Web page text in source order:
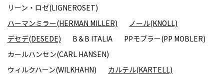
リーン・ロゼ(LIGNEROSET)
ハーマンミラー(HERMAN MILLER)
ノール(KNOLL)
デセデ(DESEDE)
B＆B ITALIA
PPモブラー(PP MOBLER)
カールハンセン(CARL HANSEN)
ウィルクハーン(WILKHAHN)
カルテル(KARTELL)